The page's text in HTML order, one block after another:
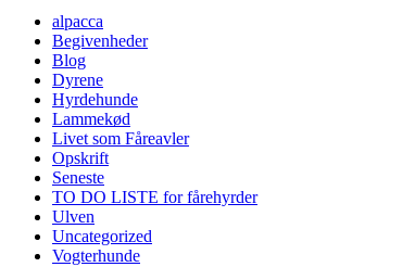
alpacca
Begivenheder
Blog
Dyrene
Hyrdehunde
Lammekød
Livet som Fåreavler
Opskrift
Seneste
TO DO LISTE for fårehyrder
Ulven
Uncategorized
Vogterhunde